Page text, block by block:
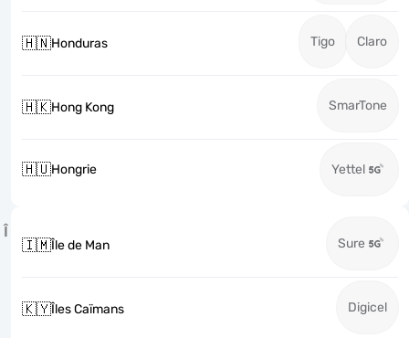
🇭🇳Honduras Tigo Claro
🇭🇰Hong Kong SmarTone
🇭🇺Hongrie Yettel
Î
🇮🇲Île de Man Sure
🇰🇾Îles Caïmans Digicel